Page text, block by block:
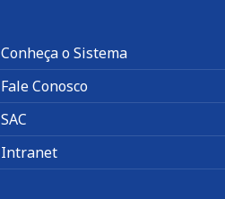
Conheça o Sistema
Fale Conosco
SAC
Intranet